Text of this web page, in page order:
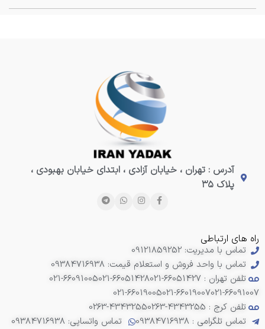
آدرس : تهران ، خیابان آزادی ، ابتدای خیابان بهبودی ،
پلاک ۳۵
راه های ارتباطی
تماس با مدیریت: 09121859252
تماس با واحد فروش و استعلام قیمت: 09384716938
تلفن تهران : 66051427-021
021-66051428
021-66091005
021-66091007
021-66019007
021-66019005
تلفن کرج : 4343255-0263
0263-4343255
تماس تلگرامی : 09384716938
تماس واتساپی: 09384716938